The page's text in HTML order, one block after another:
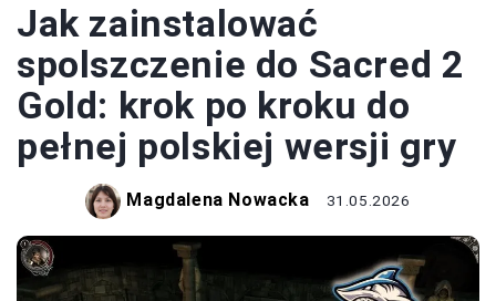
Jak zainstalować
spolszczenie do Sacred 2
Gold: krok po kroku do
pełnej polskiej wersji gry
Magdalena Nowacka 31.05.2026